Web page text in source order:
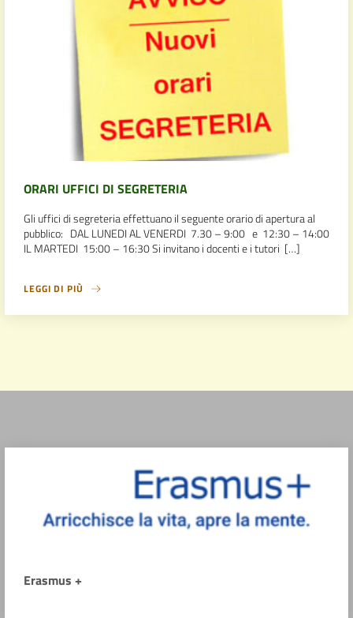
ORARI UFFICI DI SEGRETERIA
Gli uffici di segreteria effettuano il seguente orario di apertura al
pubblico: DAL LUNEDI AL VENERDI 7.30 – 9:00 e 12:30 – 14:00
IL MARTEDI 15:00 – 16:30 Si invitano i docenti e i tutori […]
LEGGI DI PIÙ
Erasmus +